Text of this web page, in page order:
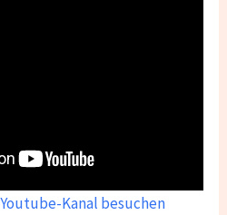
Kanal besuchen